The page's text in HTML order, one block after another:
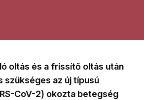
oltás és a frissítő oltás után
szükséges az új típusú
CoV-2) okozta betegség